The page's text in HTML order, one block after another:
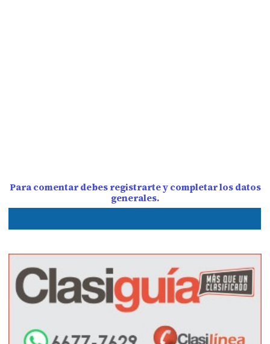
Para comentar debes registrarte y completar los datos
generales.